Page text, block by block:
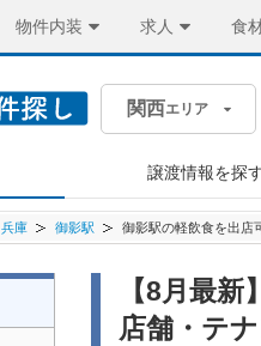
物件内装 求人 食
関西エリア
譲渡情報を探
兵庫 御影駅 御影駅の軽飲食を出店
【8月最
店舗・テ